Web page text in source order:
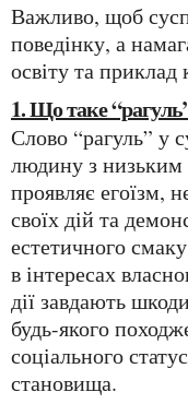
Важливо, щоб
поведінку, а
освіту та
1. Що таке
Слово “рагуль” у сучасному розумінні описує
людину з низьким
проявляє егоїзм,
своїх дій та
естетичного
в інтересах
дії завдають
будь-якого
соціального
становища.